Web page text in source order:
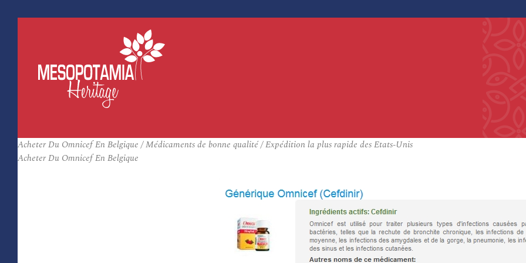
Acheter Du Omnicef En Belgique / Médicaments de bonne qualité / Expédition la plus rapide des Etats-Unis
Acheter Du Omnicef En Belgique